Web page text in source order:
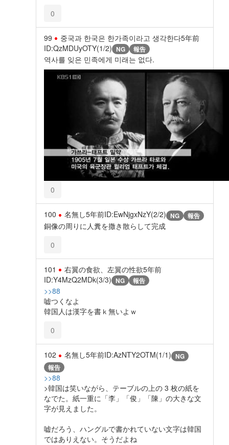
0
99 중국과 한국은 한가족이라고 생각한다5年前
ID:QzMDUyOTY(1/2) NG 報告
역사를 잊은 민족에게 미래는 없다.
0
100 名無し5年前ID:EwNjgxNzY(2/2) NG 報告
銅像の周りに人糞を撒き散らして完成
0
101 右翼の食欲、左翼の性欲5年前
ID:Y4MzQ2MDk(3/3) NG 報告
>>88
嘘つくなよ
韓国人は漢字を書ｋ無いよｗ
0
102 名無し5年前ID:AzNTY2OTM(1/1) NG
報告
>>88
>韓国は笑いながら、テーブルの上の 3 枚の紙を
なでた。紙一重に「李」「俊」「陳」の大きな文
字が見えました。
嘘だろう、ハングルで書かれていない文字は韓国
ではありえない。そうだよね